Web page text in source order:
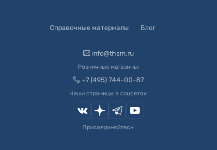
Справочные материалы Блог
info@thsm.ru
Розничные магазины:
+7 (495) 744-00-87
Наши страницы в соцсетях:
Присоединяйтесь!